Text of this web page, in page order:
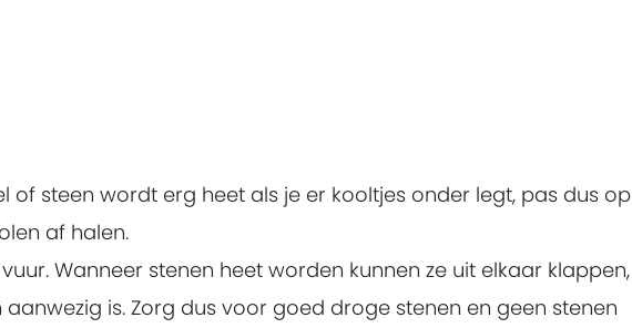
of steen wordt erg heet als je er kooltjes onder legt, pas dus op
af halen.
Wanneer stenen heet worden kunnen ze uit elkaar klappen,
is. Zorg dus voor goed droge stenen en geen stenen